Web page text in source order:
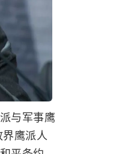
与军事鹰
鹰派人